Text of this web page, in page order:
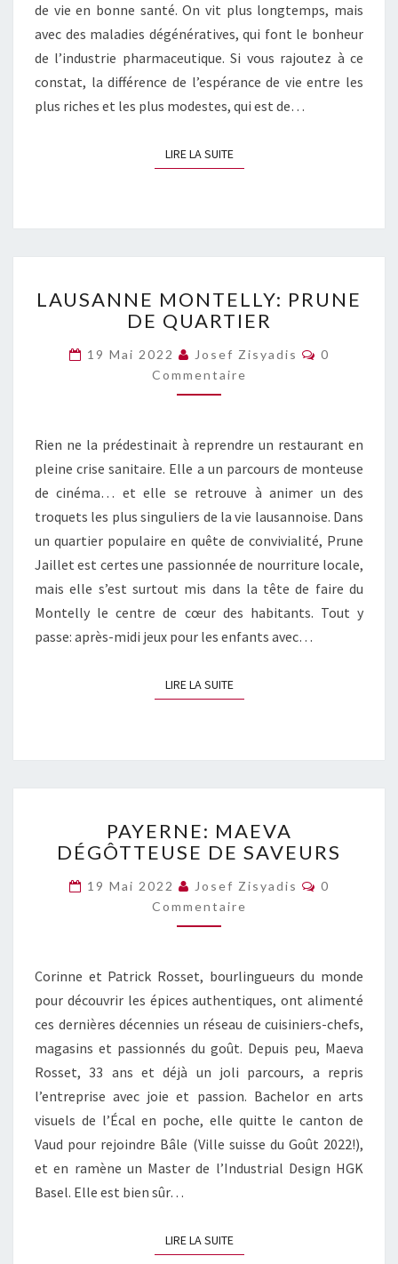
de vie en bonne santé. On vit plus longtemps, mais
avec des maladies dégénératives, qui font le bonheur
de l’industrie pharmaceutique. Si vous rajoutez à ce
constat, la différence de l’espérance de vie entre les
plus riches et les plus modestes, qui est de…
LIRE LA SUITELIRE LA SUITE
MONTELLY:
PRUNE
QUARTIER
LAUSANNE MONTELLY: PRUNE
DE QUARTIER
19 Mai 2022 Josef Zisyadis
0
Commentaire
Rien ne la prédestinait à reprendre un restaurant en
pleine crise sanitaire. Elle a un parcours de monteuse
de cinéma… et elle se retrouve à animer un des
troquets les plus singuliers de la vie lausannoise. Dans
un quartier populaire en quête de convivialité, Prune
Jaillet est certes une passionnée de nourriture locale,
mais elle s’est surtout mis dans la tête de faire du
Montelly le centre de cœur des habitants. Tout y
passe: après-midi jeux pour les enfants avec…
LIRE LA SUITELIRE LA SUITE
MAEVA
DÉGÔTTEUSE
SAVEURS
PAYERNE: MAEVA
DÉGÔTTEUSE DE SAVEURS
19 Mai 2022 Josef Zisyadis
0
Commentaire
Corinne et Patrick Rosset, bourlingueurs du monde
pour découvrir les épices authentiques, ont alimenté
ces dernières décennies un réseau de cuisiniers-chefs,
magasins et passionnés du goût. Depuis peu, Maeva
Rosset, 33 ans et déjà un joli parcours, a repris
l’entreprise avec joie et passion. Bachelor en arts
visuels de l’Écal en poche, elle quitte le canton de
Vaud pour rejoindre Bâle (Ville suisse du Goût 2022!),
et en ramène un Master de l’Industrial Design HGK
Basel. Elle est bien sûr…
LIRE LA SUITELIRE LA SUITE